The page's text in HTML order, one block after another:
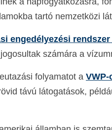
tartó nemzetközi
engedélyezési rendszer
számára a
folyamatot a
távú látogatások,